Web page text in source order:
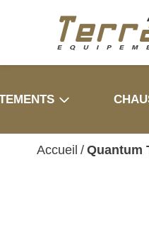
Accueil / Quantum